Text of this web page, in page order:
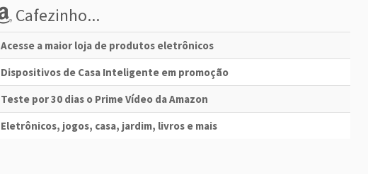
Cafezinho...
Acesse a maior loja de produtos eletrônicos
Dispositivos de Casa Inteligente em promoção
Teste por 30 dias o Prime Vídeo da Amazon
Eletrônicos, jogos, casa, jardim, livros e mais